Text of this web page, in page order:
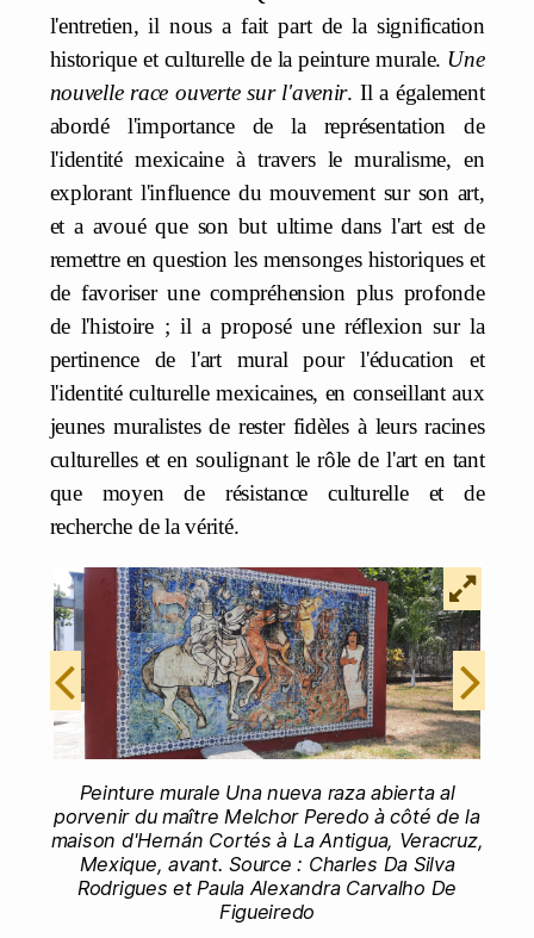
l'entretien, il nous a fait part de la signification
historique et culturelle de la peinture murale. Une
nouvelle race ouverte sur l'avenir. Il a également
abordé l'importance de la représentation de
l'identité mexicaine à travers le muralisme, en
explorant l'influence du mouvement sur son art,
et a avoué que son but ultime dans l'art est de
remettre en question les mensonges historiques et
de favoriser une compréhension plus profonde
de l'histoire ; il a proposé une réflexion sur la
pertinence de l'art mural pour l'éducation et
l'identité culturelle mexicaines, en conseillant aux
jeunes muralistes de rester fidèles à leurs racines
culturelles et en soulignant le rôle de l'art en tant
que moyen de résistance culturelle et de
recherche de la vérité.
Peinture murale Una nueva raza abierta al
porvenir du maître Melchor Peredo à côté de la
maison d'Hernán Cortés à La Antigua, Veracruz,
Mexique, avant. Source : Charles Da Silva
Rodrigues et Paula Alexandra Carvalho De
Figueiredo